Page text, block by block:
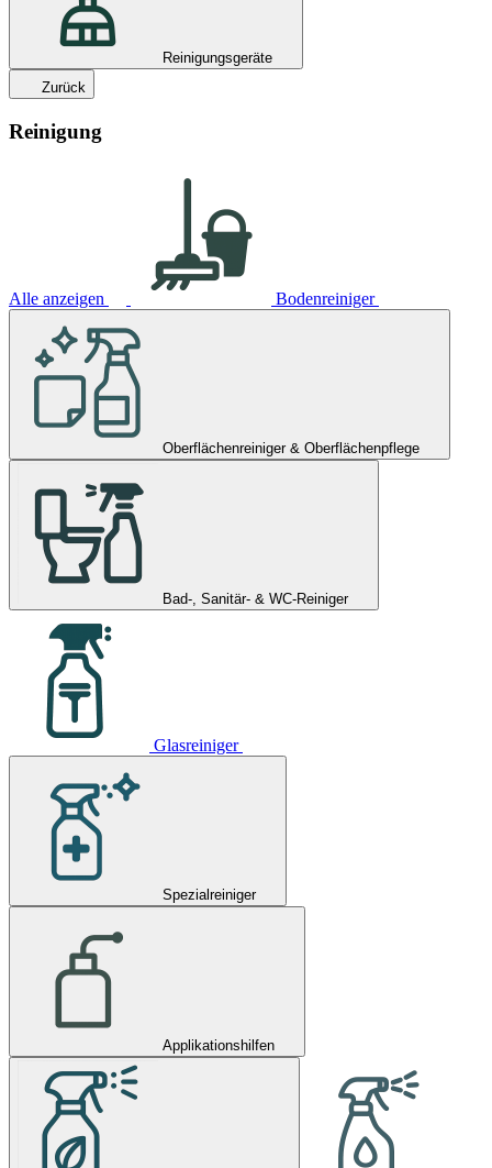
Reinigungsgeräte
Zurück
Reinigung
Alle anzeigen Bodenreiniger
Oberflächenreiniger & Oberflächenpflege
Bad-, Sanitär- & WC-Reiniger
Glasreiniger
Spezialreiniger
Applikationshilfen